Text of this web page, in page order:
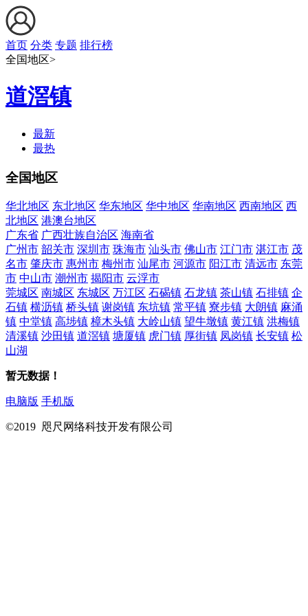
首页 分类 专题 排行榜
全国地区>
道滘镇
最新
最热
全国地区
华北地区 东北地区 华东地区 华中地区 华南地区 西南地区 西
北地区 港澳台地区
广东省 广西壮族自治区 海南省
广州市 韶关市 深圳市 珠海市 汕头市 佛山市 江门市 湛江市 茂
名市 肇庆市 惠州市 梅州市 汕尾市 河源市 阳江市 清远市 东莞
市 中山市 潮州市 揭阳市 云浮市
莞城区 南城区 东城区 万江区 石碣镇 石龙镇 茶山镇 石排镇 企
石镇 横沥镇 桥头镇 谢岗镇 东坑镇 常平镇 寮步镇 大朗镇 麻涌
镇 中堂镇 高埗镇 樟木头镇 大岭山镇 望牛墩镇 黄江镇 洪梅镇
清溪镇 沙田镇 道滘镇 塘厦镇 虎门镇 厚街镇 凤岗镇 长安镇 松
山湖
暂无数据！
电脑版 手机版
©2019 咫尺网络科技开发有限公司